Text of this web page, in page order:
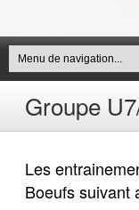
Groupe
Les
Boeufs suivant